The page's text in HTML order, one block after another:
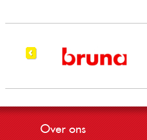
Over ons